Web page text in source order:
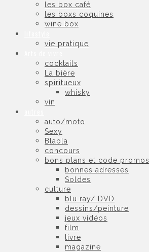
les box café
les boxs coquines
wine box
vie pratique
cocktails
La bière
spiritueux
whisky
vin
auto/moto
Sexy
Blabla
concours
bons plans et code promos
bonnes adresses
Soldes
culture
blu ray/ DVD
dessins/peinture
jeux vidéos
film
livre
magazine